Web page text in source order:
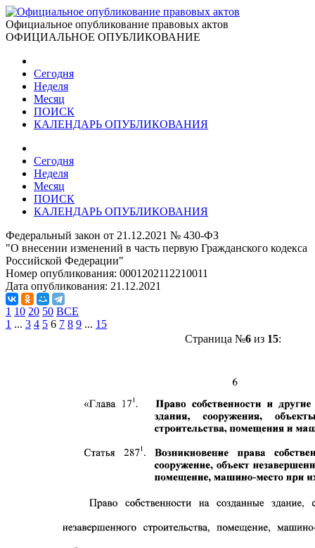
Официальное опубликование правовых актов
ОФИЦИАЛЬНОЕ ОПУБЛИКОВАНИЕ
Сегодня
Неделя
Месяц
ПОИСК
КАЛЕНДАРЬ ОПУБЛИКОВАНИЯ
Сегодня
Неделя
Месяц
ПОИСК
КАЛЕНДАРЬ ОПУБЛИКОВАНИЯ
Федеральный закон от 21.12.2021 № 430-ФЗ
"О внесении изменений в часть первую Гражданского кодекса
Российской Федерации"
Номер опубликования: 0001202112210011
Дата опубликования: 21.12.2021
1 10 20 50 ВСЕ
1 ... 3 4 5 6 7 8 9 ... 15
Страница №6из 15: